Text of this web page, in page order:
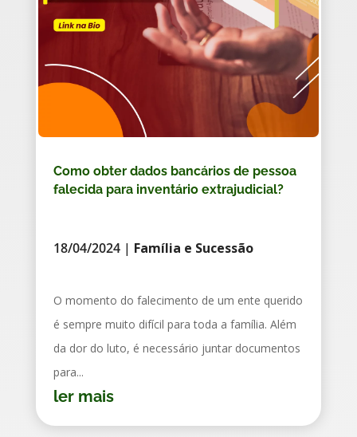
Como obter dados bancários de pessoa
falecida para inventário extrajudicial?
18/04/2024| Família e Sucessão
O momento do falecimento de um ente querido
é sempre muito difícil para toda a família. Além
da dor do luto, é necessário juntar documentos
para...
ler mais